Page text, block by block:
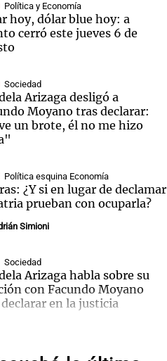
Política y Economía
hoy, dólar blue hoy: a
cerró este jueves 6 de
Sociedad
Arizaga desligó a
Moyano tras declarar:
un brote, él no me hizo
Política esquina Economía
¿Y si en lugar de declamar
prueban con ocuparla?
Simioni
Sociedad
Arizaga habla sobre su
con Facundo Moyano
en la justicia
ensaya cómo seguir